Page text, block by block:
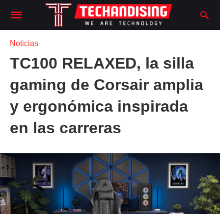
Noticias
TC100 RELAXED, la silla
gaming de Corsair amplia
y ergonómica inspirada
en las carreras